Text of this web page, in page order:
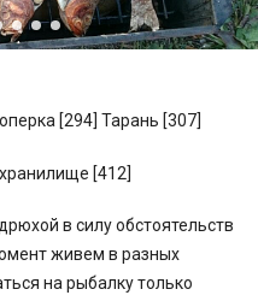
[294] Тарань [307]
[412]
в силу обстоятельств
живем в разных
на рыбалку только